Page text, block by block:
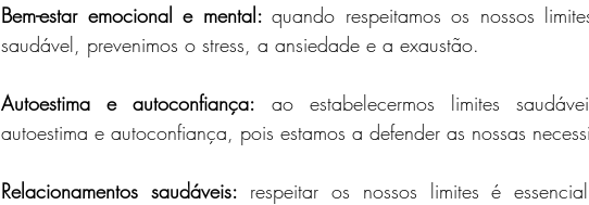
Bem-estar emocional e mental: quando respeitamos os nossos
saudável, prevenimos o stress, a ansiedade e a exaustão.
Autoestima e autoconfiança: ao estabelecermos limites
autoestima e autoconfiança, pois estamos a defender as nossas
Relacionamentos saudáveis: respeitar os nossos limites é